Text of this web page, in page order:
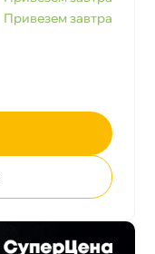
Привезем завтра